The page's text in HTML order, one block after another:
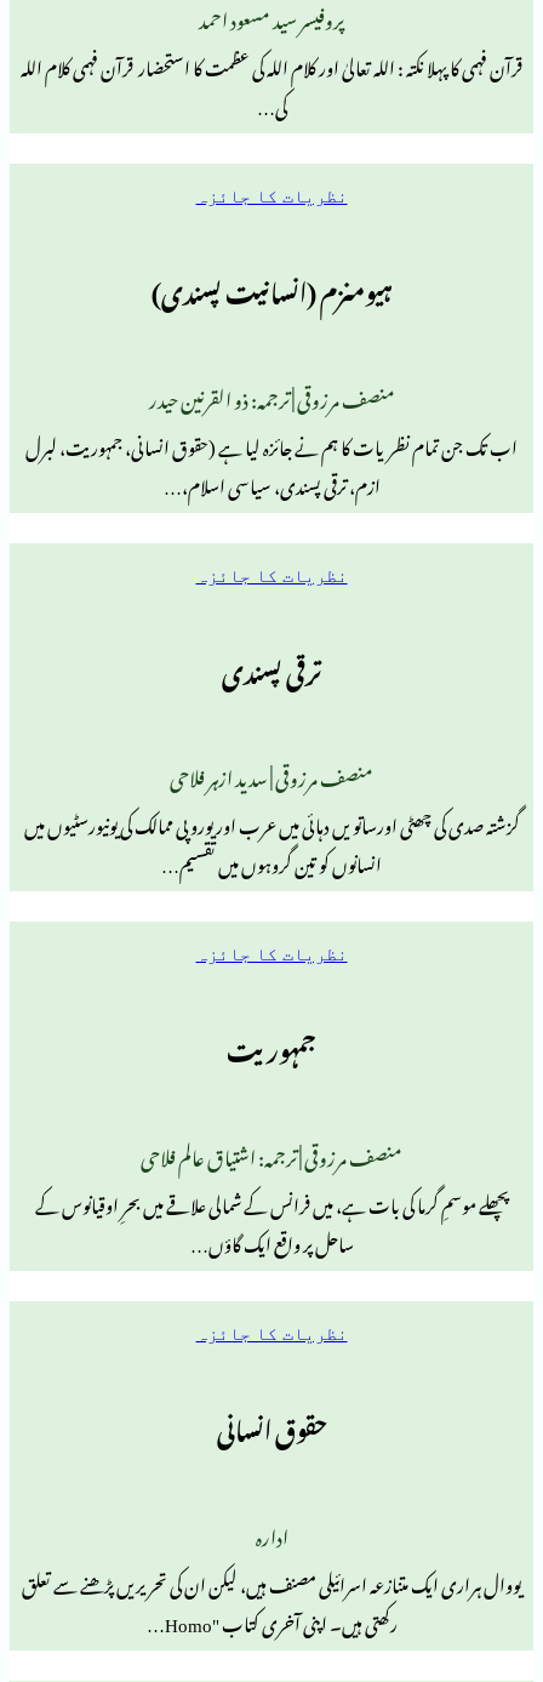
پروفیسر سید مسعود احمد
: اللہ تعالیٰ اور کلام اللہ کی عظمت کا استحضار قرآن فہمی کلام اللہ
نظریات کا جائزہ
ہیومنزم (انسانیت پسندی)
منصف مرزوقی | ترجمہ: ذو القرنین حیدر
کا ہم نے جائزہ لیا ہے (حقوق انسانی، جمہوریت، لبرل
ازم، ترقی پسندی، سیاسی اسلام،…
نظریات کا جائزہ
منصف مرزوقی | سدید ازہر فلاحی
اورساتویں دہائی میں عرب اور یوروپی ممالک کی یونیورسٹیوں میں
انسانوں کو تین گروہوں میں تقسیم…
نظریات کا جائزہ
منصف مرزوقی | ترجمہ: اشتیاق عالم فلاحی
کی بات ہے، میں فرانس کے شمالی علاقے میں بحرِ اوقیانوس کے
ساحل پر واقع ایک گاؤں…
نظریات کا جائزہ
اسرائیلی مصنف ہیں، لیکن ان کی تحریریں پڑھنے سے تعلق
رکھتی ہیں۔ اپنی آخری کتاب "Homo…